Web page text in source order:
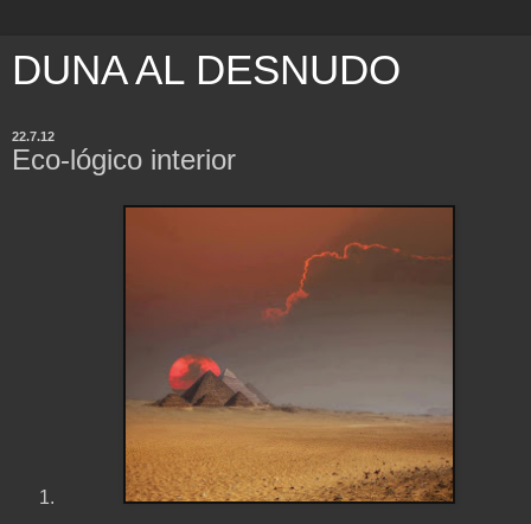
DUNA AL DESNUDO
22.7.12
Eco-lógico interior